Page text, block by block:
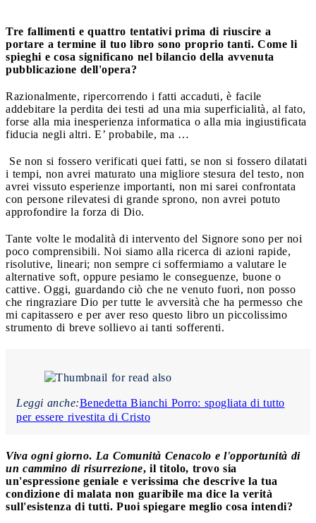
Tre fallimenti e quattro tentativi prima di riuscire a
portare a termine il tuo libro sono proprio tanti. Come li
spieghi e cosa significano nel bilancio della avvenuta
pubblicazione dell'opera?
Razionalmente, ripercorrendo i fatti accaduti, è facile
addebitare la perdita dei testi ad una mia superficialità, al fato,
forse alla mia inesperienza informatica o alla mia ingiustificata
fiducia negli altri. E’ probabile, ma …
Se non si fossero verificati quei fatti, se non si fossero dilatati
i tempi, non avrei maturato una migliore stesura del testo, non
avrei vissuto esperienze importanti, non mi sarei confrontata
con persone rilevatesi di grande sprono, non avrei potuto
approfondire la forza di Dio.
Tante volte le modalità di intervento del Signore sono per noi
poco comprensibili. Noi siamo alla ricerca di azioni rapide,
risolutive, lineari; non sempre ci soffermiamo a valutare le
alternative soft, oppure pesiamo le conseguenze, buone o
cattive. Oggi, guardando ciò che ne venuto fuori, non posso
che ringraziare Dio per tutte le avversità che ha permesso che
mi capitassero e per aver reso questo libro un piccolissimo
strumento di breve sollievo ai tanti sofferenti.
Leggi anche:Benedetta Bianchi Porro: spogliata di tutto
per essere rivestita di Cristo
Viva ogni giorno. La Comunità Cenacolo e l'opportunità di
un cammino di risurrezione, il titolo, trovo sia
un'espressione geniale e verissima che descrive la tua
condizione di malata non guaribile ma dice la verità
sull'esistenza di tutti. Puoi spiegare meglio cosa intendi?